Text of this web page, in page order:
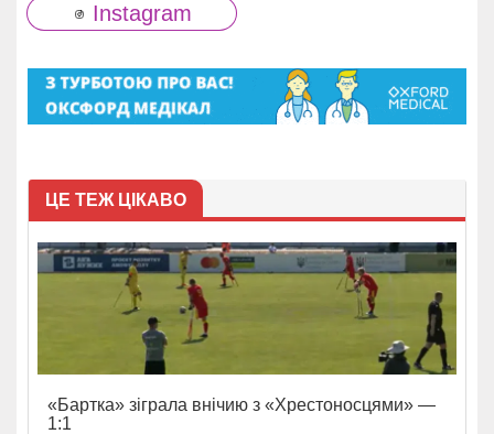
Instagram
ЦЕ ТЕЖ ЦІКАВО
«Бартка» зіграла внічию з «Хрестоносцями» —
1:1